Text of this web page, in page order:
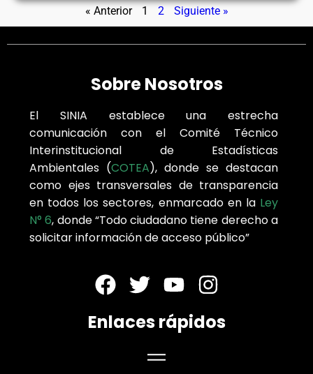
« Anterior 1 2 Siguiente »
Sobre Nosotros
El SINIA establece una estrecha
comunicación con el Comité Técnico
Interinstitucional de Estadísticas
Ambientales (COTEA), donde se destacan
como ejes transversales de transparencia
en todos los sectores, enmarcado en la Ley
N° 6, donde “Todo ciudadano tiene derecho a
solicitar información de acceso público”
Enlaces rápidos